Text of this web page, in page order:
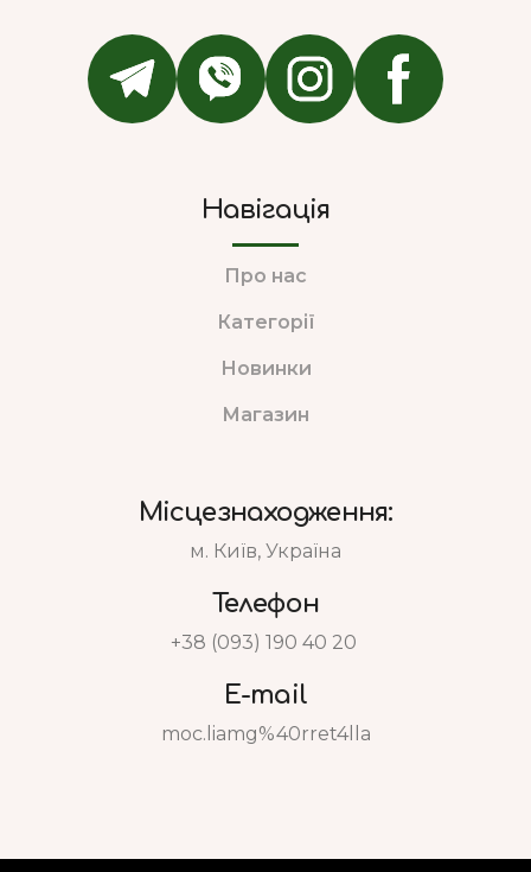
Навігація
Про нас
Категорії
Новинки
Магазин
Місцезнаходження:
м. Київ, Україна
Телефон
+38 (093) 190 40 20
E-mail
moc.liamg%40rret4lla